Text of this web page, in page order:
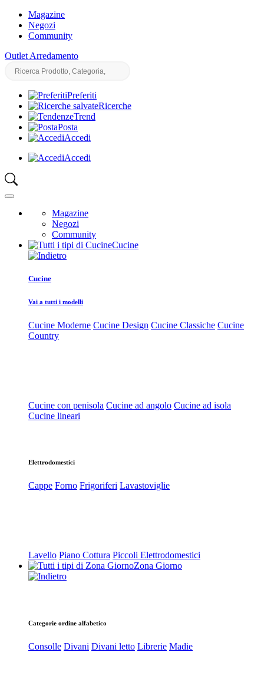
Magazine
Negozi
Community
Outlet Arredamento
Preferiti
Ricerche
Trend
Posta
Accedi
Accedi
Magazine
Negozi
Community
Cucine
Cucine
Vai a tutti i modelli
Cucine Moderne Cucine Design Cucine Classiche Cucine
Country
Cucine con penisola Cucine ad angolo Cucine ad isola
Cucine lineari
Elettrodomestici
Cappe Forno Frigoriferi Lavastoviglie
Lavello Piano Cottura Piccoli Elettrodomestici
Zona Giorno
Categorie ordine alfabetico
Consolle Divani Divani letto Librerie Madie